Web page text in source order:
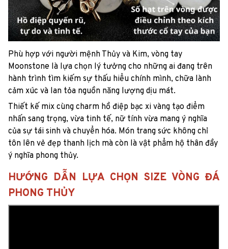
Phù hợp với người mệnh Thủy và Kim, vòng tay
Moonstone là lựa chọn lý tưởng cho những ai đang trên
hành trình tìm kiếm sự thấu hiểu chính mình, chữa lành
cảm xúc và lan tỏa nguồn năng lượng dịu mát.
Thiết kế mix cùng charm hồ điệp bạc xi vàng tạo điểm
nhấn sang trọng, vừa tinh tế, nữ tính vừa mang ý nghĩa
của sự tái sinh và chuyển hóa. Món trang sức không chỉ
tôn lên vẻ đẹp thanh lịch mà còn là vật phẩm hộ thân đầy
ý nghĩa phong thủy.
HƯỚNG DẪN LỰA CHỌN SIZE VÒNG ĐÁ
PHONG THỦY